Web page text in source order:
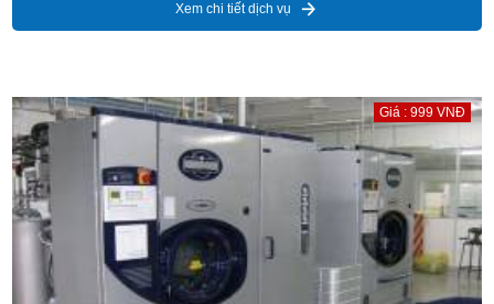
Xem chi tiết dịch vụ
Giá : 999 VNĐ